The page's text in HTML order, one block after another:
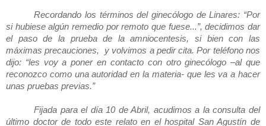
Recordando los términos del ginecólogo de Linares: “Por
si hubiese algún remedio por remoto que fuese...”, decidimos dar
el paso de la prueba de la amniocentesis, si bien con las
máximas precauciones, y volvimos a pedir cita. Por teléfono nos
dijo: “les voy a poner en contacto con otro ginecólogo –al que
reconozco como una autoridad en la materia- que les va a hacer
unas pruebas previas.”
Fijada para el día 10 de Abril, acudimos a la consulta del
último doctor de todo este relato en el hospital San Agustín de